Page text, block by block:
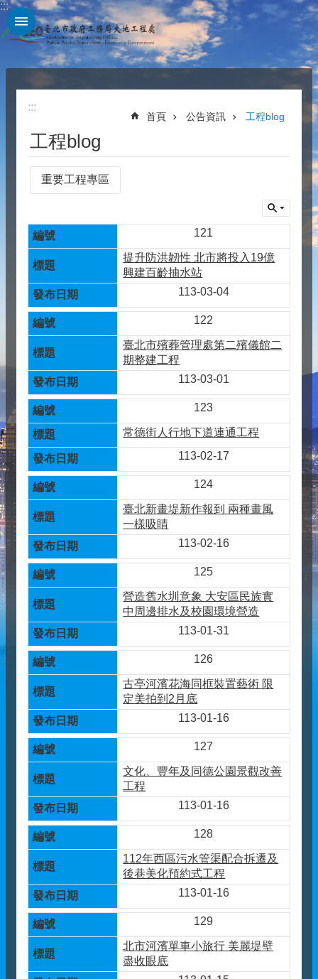
跳到主要內容區塊
:::
:::
首頁 公告資訊 工程blog
工程blog
重要工程專區
121
提升防洪韌性 北市將投入19億
興建百齡抽水站
113-03-04
122
臺北市殯葬管理處第二殯儀館二
期整建工程
113-03-01
123
常德街人行地下道連通工程
113-02-17
124
臺北新畫堤新作報到 兩種畫風
一樣吸睛
113-02-16
125
營造舊水圳意象 大安區民族實
中周邊排水及校園環境營造
113-01-31
126
古亭河濱花海同框裝置藝術 限
定美拍到2月底
113-01-16
127
文化、豐年及同德公園景觀改善
工程
113-01-16
128
112年西區污水管渠配合拆遷及
後巷美化預約式工程
113-01-16
129
北市河濱單車小旅行 美麗堤壁
盡收眼底